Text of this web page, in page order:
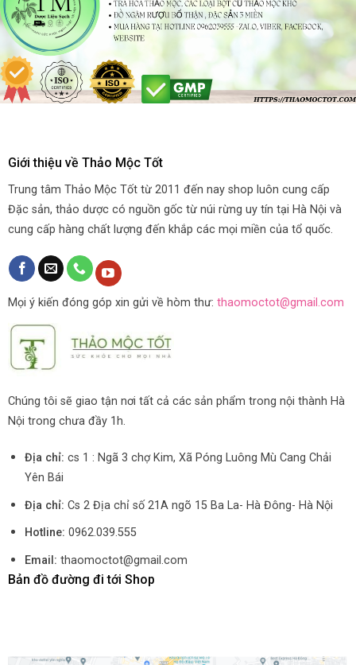
Giới thiệu về Thảo Mộc Tốt
Trung tâm Thảo Mộc Tốt từ 2011 đến nay shop luôn cung cấp
Đặc sản, thảo dược có nguồn gốc từ núi rừng uy tín tại Hà Nội và
cung cấp hàng chất lượng đến khắp các mọi miền của tổ quốc.
Mọi ý kiến đóng góp xin gửi về hòm thư: thaomoctot@gmail.com
Chúng tôi sẽ giao tận nơi tất cả các sản phẩm trong nội thành Hà
Nội trong chưa đầy 1h.
Địa chỉ: cs 1 : Ngã 3 chợ Kim, Xã Póng Luông Mù Cang Chải
Yên Bái
Địa chỉ: Cs 2 Địa chỉ số 21A ngõ 15 Ba La- Hà Đông- Hà Nội
Hotline: 0962.039.555
Email: thaomoctot@gmail.com
Bản đồ đường đi tới Shop